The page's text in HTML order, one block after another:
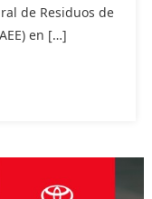
de Residuos de
en […]